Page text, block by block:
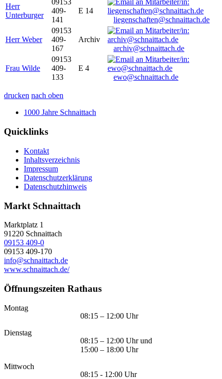
Herr
Unterburger
09153
409-
141
E 14
liegenschaften@schnaittach.de
Herr Weber
09153
409-
167
Archiv
archiv@schnaittach.de
Frau Wilde
09153
409-
133
E 4
ewo@schnaittach.de
drucken nach oben
1000 Jahre Schnaittach
Quicklinks
Kontakt
Inhaltsverzeichnis
Impressum
Datenschutzerklärung
Datenschutzhinweis
Markt Schnaittach
Marktplatz 1
91220 Schnaittach
09153 409-0
09153 409-170
info@schnaittach.de
www.schnaittach.de/
Öffnungszeiten Rathaus
Montag
08:15 – 12:00 Uhr
Dienstag
08:15 – 12:00 Uhr und
15:00 – 18:00 Uhr
Mittwoch
08:15 - 12:00 Uhr